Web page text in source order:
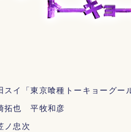
スイ「東京喰種トーキョーグー
拓也 平牧和彦
ノ忠次